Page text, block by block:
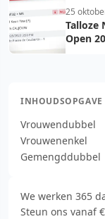
25
Talloze
Open
INHOUDSOPGAVE
Vrouwendubbel
Vrouwenenkel
Gemengddubbel
We werken 365
Steun ons vanaf